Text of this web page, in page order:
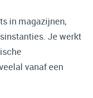
in magazijnen,
Je werkt
vanaf een